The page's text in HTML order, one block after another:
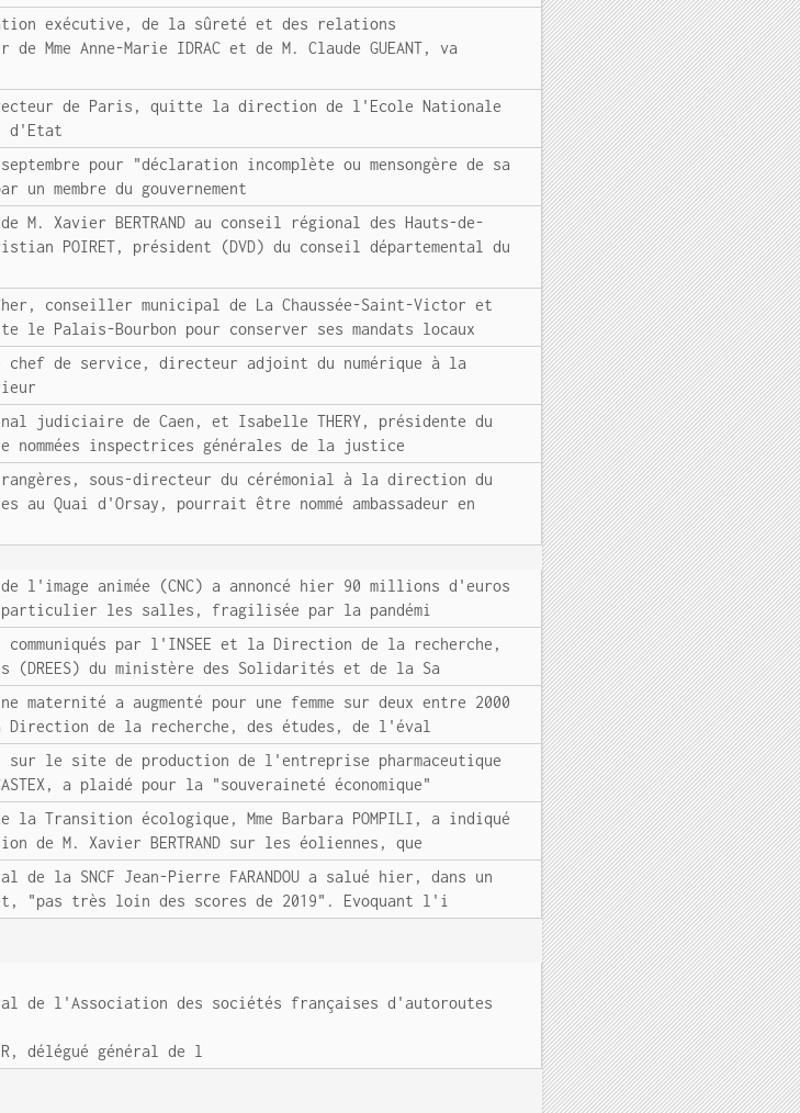
exécutive, de la sûreté et des relations
Anne-Marie IDRAC et de M. Claude GUEANT, va
de Paris, quitte la direction de l'Ecole Nationale
d'Etat
pour "déclaration incomplète ou mensongère de sa
membre du gouvernement
M. Xavier BERTRAND au conseil régional des Hauts-de-
POIRET, président (DVD) du conseil départemental du
Cher, conseiller municipal de La Chaussée-Saint-Victor et
Palais-Bourbon pour conserver ses mandats locaux
chef de service, directeur adjoint du numérique à la
judiciaire de Caen, et Isabelle THERY, présidente du
inspectrices générales de la justice
sous-directeur du cérémonial à la direction du
au Quai d'Orsay, pourrait être nommé ambassadeur en
l'image animée (CNC) a annoncé hier 90 millions d'euros
les salles, fragilisée par la pandémi
par l'INSEE et la Direction de la recherche,
du ministère des Solidarités et de la Sa
maternité a augmenté pour une femme sur deux entre 2000
de la recherche, des études, de l'éval
sur le site de production de l'entreprise pharmaceutique
a plaidé pour la "souveraineté économique"
la Transition écologique, Mme Barbara POMPILI, a indiqué
M. Xavier BERTRAND sur les éoliennes, que
la SNCF Jean-Pierre FARANDOU a salué hier, dans un
"pas très loin des scores de 2019". Evoquant l'i
de l'Association des sociétés françaises d'autoroutes
délégué général de l